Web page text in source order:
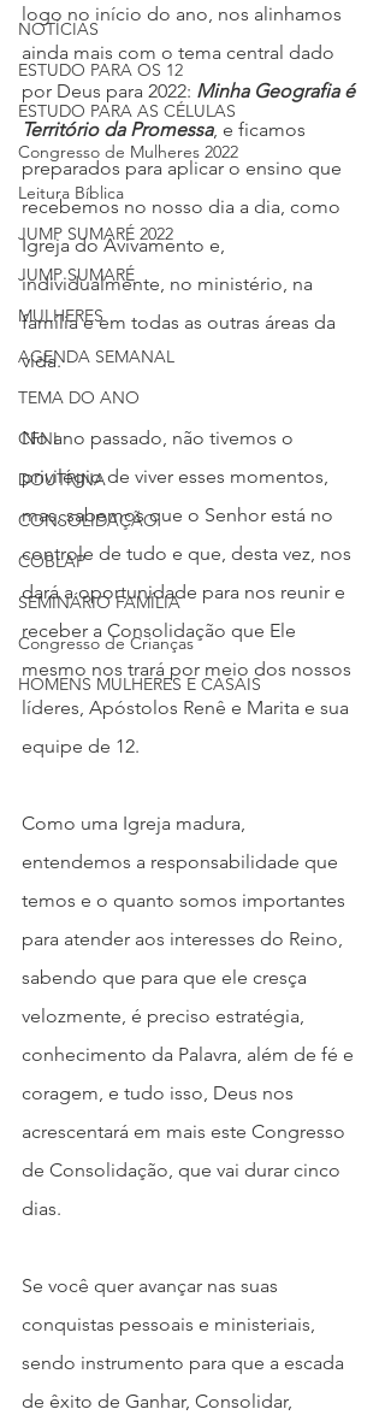
NOTÍCIAS
ESTUDO PARA OS 12
ESTUDO PARA AS CÉLULAS
Congresso de Mulheres 2022
Leitura Bíblica
JUMP SUMARÉ 2022
JUMP SUMARÉ
MULHERES
AGENDA SEMANAL
TEMA DO ANO
CFNI
DOUTRINA
CONSOLIDAÇÃO
COBLAP
SEMINÁRIO FAMÍLIA
Congresso de Crianças
HOMENS MULHERES E CASAIS
logo no início do ano, nos alinhamos
ainda mais com o tema central dado
por Deus para 2022: Minha Geografia é
Território da Promessa, e ficamos
preparados para aplicar o ensino que
recebemos no nosso dia a dia, como
Igreja do Avivamento e,
individualmente, no ministério, na
família e em todas as outras áreas da
vida.
No ano passado, não tivemos o
privilégio de viver esses momentos,
mas, sabemos que o Senhor está no
controle de tudo e que, desta vez, nos
dará a oportunidade para nos reunir e
receber a Consolidação que Ele
mesmo nos trará por meio dos nossos
líderes, Apóstolos Renê e Marita e sua
equipe de 12.
Como uma Igreja madura,
entendemos a responsabilidade que
temos e o quanto somos importantes
para atender aos interesses do Reino,
sabendo que para que ele cresça
velozmente, é preciso estratégia,
conhecimento da Palavra, além de fé e
coragem, e tudo isso, Deus nos
acrescentará em mais este Congresso
de Consolidação, que vai durar cinco
dias.
Se você quer avançar nas suas
conquistas pessoais e ministeriais,
sendo instrumento para que a escada
de êxito de Ganhar, Consolidar,